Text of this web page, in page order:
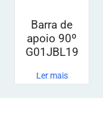
Barra de
apoio 90º
G01JBL19
Ler mais